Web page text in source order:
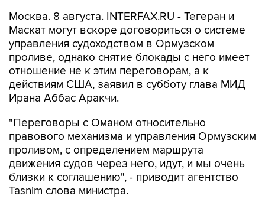
Москва. 8 августа. INTERFAX.RU - Тегеран и
Маскат могут вскоре договориться о системе
управления судоходством в Ормузском
проливе, однако снятие блокады с него имеет
отношение не к этим переговорам, а к
действиям США, заявил в субботу глава МИД
Ирана Аббас Аракчи.
"Переговоры с Оманом относительно
правового механизма и управления Ормузским
проливом, с определением маршрута
движения судов через него, идут, и мы очень
близки к соглашению", - приводит агентство
Tasnim слова министра.